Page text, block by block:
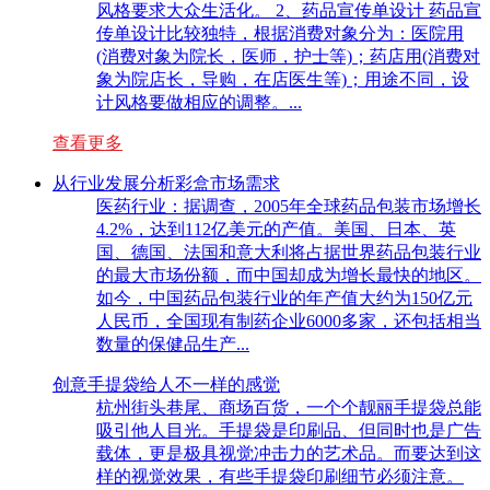
风格要求大众生活化。 2、药品宣传单设计 药品宣
传单设计比较独特，根据消费对象分为：医院用
(消费对象为院长，医师，护士等)；药店用(消费对
象为院店长，导购，在店医生等)；用途不同，设
计风格要做相应的调整。...
查看更多
从行业发展分析彩盒市场需求
医药行业：据调查，2005年全球药品包装市场增长
4.2%，达到112亿美元的产值。美国、日本、英
国、德国、法国和意大利将占据世界药品包装行业
的最大市场份额，而中国却成为增长最快的地区。
如今，中国药品包装行业的年产值大约为150亿元
人民币，全国现有制药企业6000多家，还包括相当
数量的保健品生产...
创意手提袋给人不一样的感觉
杭州街头巷尾、商场百货，一个个靓丽手提袋总能
吸引他人目光。手提袋是印刷品、但同时也是广告
载体，更是极具视觉冲击力的艺术品。而要达到这
样的视觉效果，有些手提袋印刷细节必须注意。